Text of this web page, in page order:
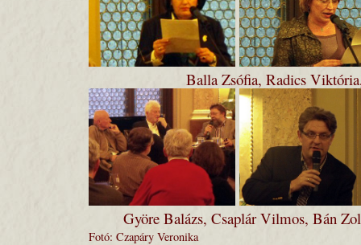
Balla Zsófia, Radics
Györe Balázs, Csaplár Vilmos, Bán
Fotó: Czapáry Veronika